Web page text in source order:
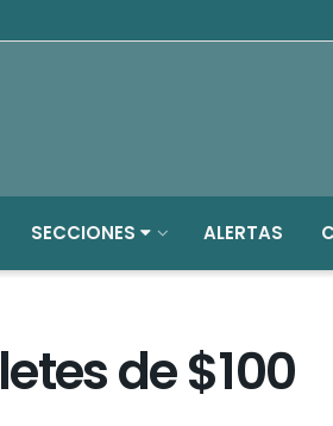
SECCIONES ALERTAS
de $100